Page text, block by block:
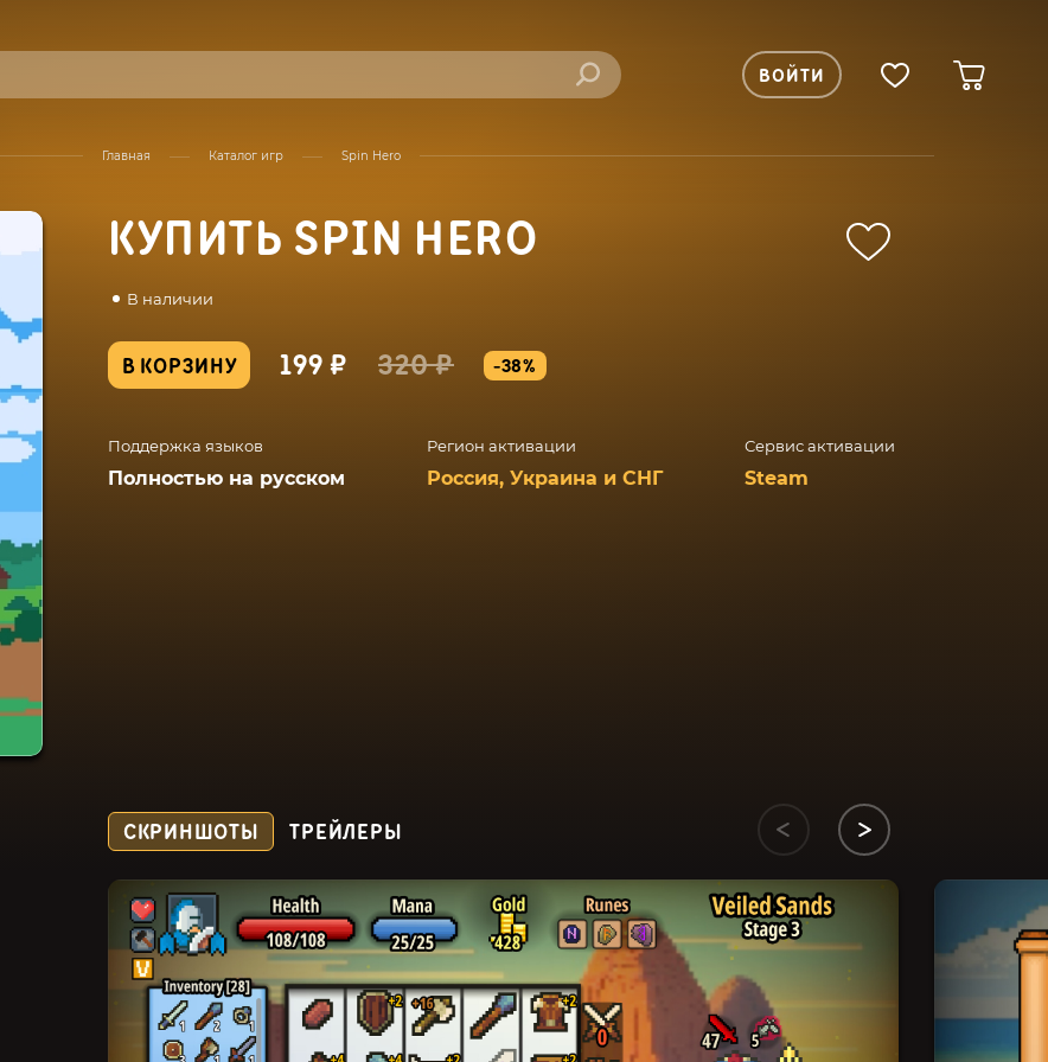
ВОЙТИ
Главная Каталог игр Spin Hero
КУПИТЬ SPIN HERO
В наличии
В КОРЗИНУ 199 ₽ 320 ₽ -38%
Поддержка языков
Полностью на русском
Регион активации
Россия, Украина и СНГ
Сервис активации
Steam
СКРИНШОТЫ ТРЕЙЛЕРЫ